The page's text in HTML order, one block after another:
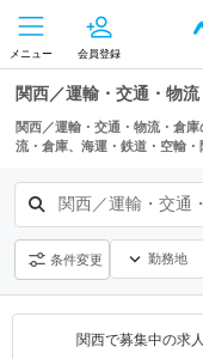
メニュー 会員登録
関西／運輸・交通・物
関西／運輸・交通・物流・倉
流・倉庫、海運・鉄道・空輸・
関西／運輸・交通
条件変更 勤務地
関西で募集中の求人